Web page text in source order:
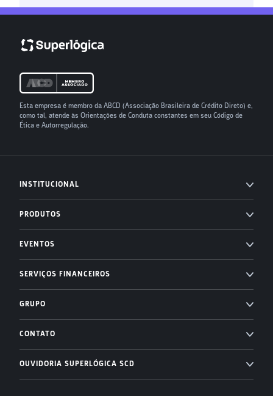
Esta empresa é membro da ABCD (Associação Brasileira de Crédito Direto) e,
como tal, atende às Orientações de Conduta constantes em seu Código de
Ética e Autorregulação.
INSTITUCIONAL
Blog
Suporte
Desenvolvedores
Status
Relatório de Transparência Salarial
PRODUTOS
Administração condominial
Módulo Financeiro
Controle de acesso
EVENTOS
Superlógica Next
SERVIÇOS FINANCEIROS
Entenda o Inadimplência Zero
GRUPO
Arbo
CONTATO
Suporte: (19) 4009 6800
OUVIDORIA SUPERLÓGICA SCD